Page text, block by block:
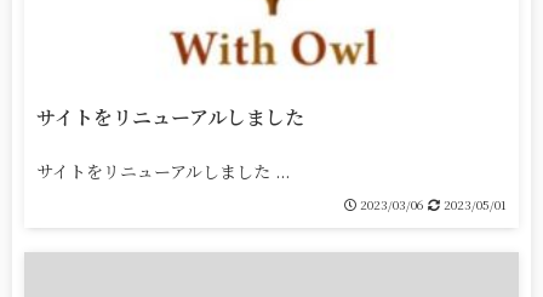
サイトをリニューアルしました
サイトをリニューアルしました ...
2023/03/06 2023/05/01